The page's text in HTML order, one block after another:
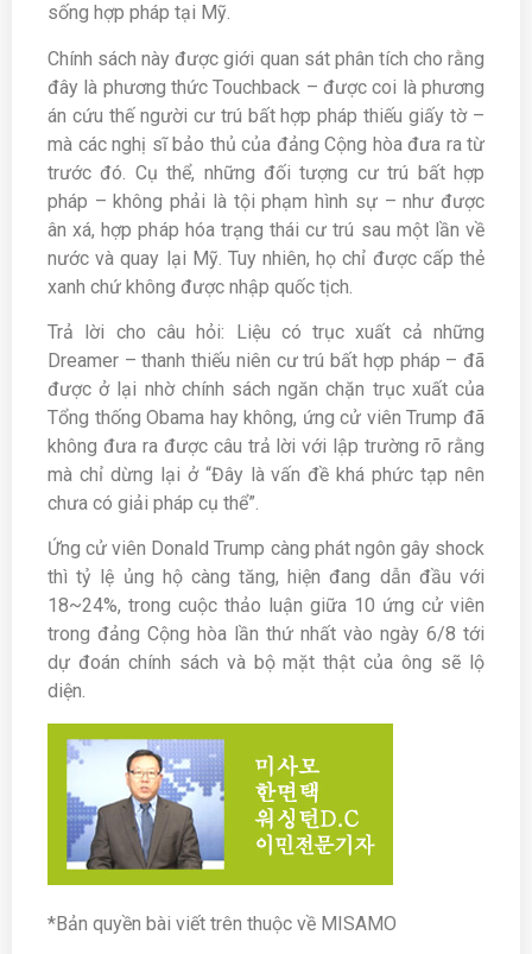
sống hợp pháp tại Mỹ.
Chính sách này được giới quan sát phân tích cho rằng
đây là phương thức Touchback – được coi là phương
án cứu thế người cư trú bất hợp pháp thiếu giấy tờ –
mà các nghị sĩ bảo thủ của đảng Cộng hòa đưa ra từ
trước đó. Cụ thể, những đối tượng cư trú bất hợp
pháp – không phải là tội phạm hình sự – như được
ân xá, hợp pháp hóa trạng thái cư trú sau một lần về
nước và quay lại Mỹ. Tuy nhiên, họ chỉ được cấp thẻ
xanh chứ không được nhập quốc tịch.
Trả lời cho câu hỏi: Liệu có trục xuất cả những
Dreamer – thanh thiếu niên cư trú bất hợp pháp – đã
được ở lại nhờ chính sách ngăn chặn trục xuất của
Tổng thống Obama hay không, ứng cử viên Trump đã
không đưa ra được câu trả lời với lập trường rõ rằng
mà chỉ dừng lại ở “Đây là vấn đề khá phức tạp nên
chưa có giải pháp cụ thể”.
Ứng cử viên Donald Trump càng phát ngôn gây shock
thì tỷ lệ ủng hộ càng tăng, hiện đang dẫn đầu với
18~24%, trong cuộc thảo luận giữa 10 ứng cử viên
trong đảng Cộng hòa lần thứ nhất vào ngày 6/8 tới
dự đoán chính sách và bộ mặt thật của ông sẽ lộ
diện.
*Bản quyền bài viết trên thuộc về MISAMO